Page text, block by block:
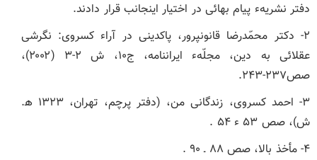
دفتر نشریهء پیام بهائی در اختیار اینجانب قرار دادند.
۲- دکتر محمّدرضا قانون‏پرور، پاکدینی در آراء کسروی: نگرشی
عقلائی به دین، مجلّهء ایران‏نامه، ج۱۰، ش ۲-۳ (۲۰۰۲)،
صص۲۳۷-۲۴۳.
۳- احمد کسروی، زندگانی من، (دفتر پرچم، تهران، ۱۳۲۳ ھ.
ش)، صص ۵۳ ء ۵۴ .
۴- مأخذ بالا، صص ۸۸ ـ ۹۰ .